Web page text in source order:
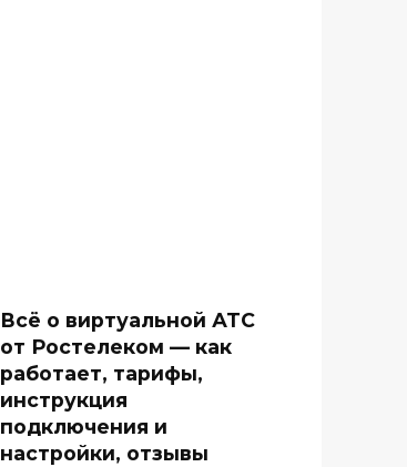
Всё о виртуальной АТС
от Ростелеком — как
работает, тарифы,
инструкция
подключения и
настройки, отзывы